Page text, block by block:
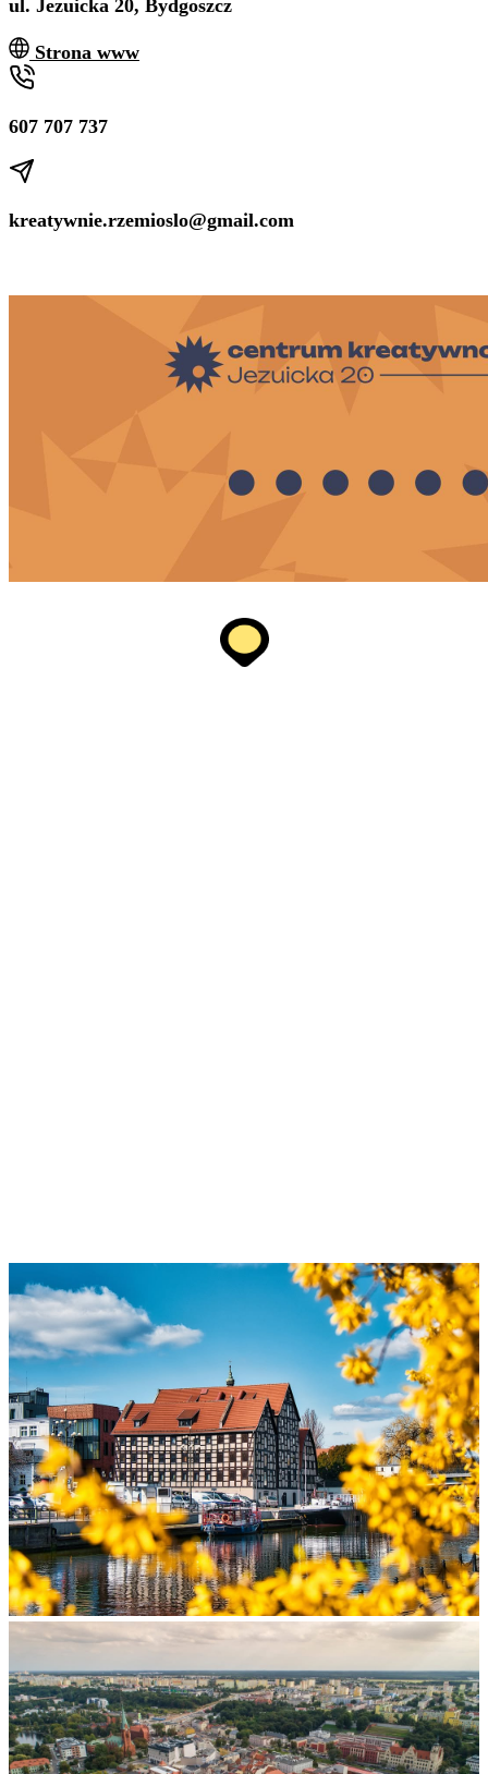
ul. Jezuicka 20, Bydgoszcz
Strona www
607 707 737
kreatywnie.rzemioslo@gmail.com